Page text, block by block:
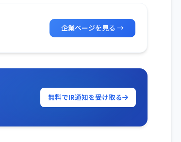
企業ページを見る →
無料でIR通知を受け取る